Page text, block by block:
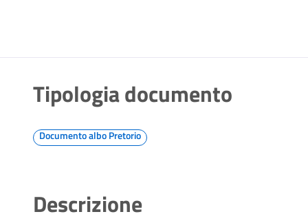
Tipologia documento
Documento albo Pretorio
Descrizione